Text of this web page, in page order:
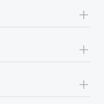
+
+
+